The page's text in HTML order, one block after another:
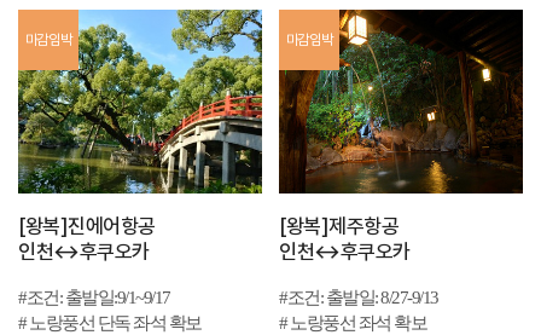
마감임박
[왕복]진에어항공
인천↔후쿠오카
#조건: 출발일:9/1~9/17
# 노랑풍선 단독 좌석 확보
마감임박
[왕복]제주항공
인천↔후쿠오카
#조건: 출발일: 8/27-9/13
# 노랑풍선 좌석 확보